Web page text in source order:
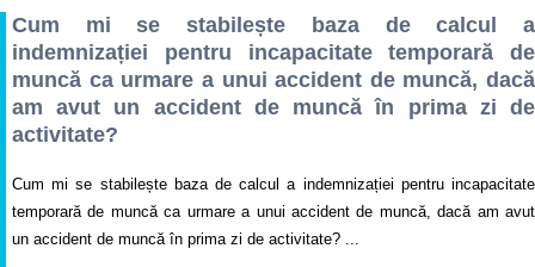
Cum mi se stabilește baza de calcul a
indemnizației pentru incapacitate temporară de
muncă ca urmare a unui accident de muncă, dacă
am avut un accident de muncă în prima zi de
activitate?
Cum mi se stabilește baza de calcul a indemnizației pentru incapacitate
temporară de muncă ca urmare a unui accident de muncă, dacă am avut
un accident de muncă în prima zi de activitate? ...